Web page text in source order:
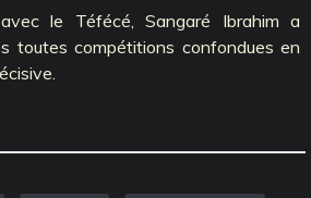
le Téfécé, Sangaré Ibrahim a
toutes compétitions confondues en